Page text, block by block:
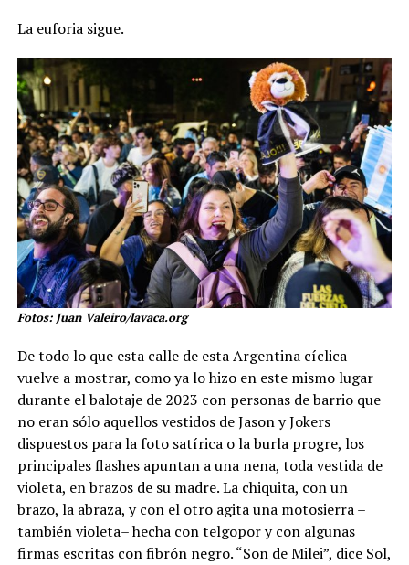
La euforia sigue.
Fotos: Juan Valeiro/lavaca.org
De todo lo que esta calle de esta Argentina cíclica
vuelve a mostrar, como ya lo hizo en este mismo lugar
durante el balotaje de 2023 con personas de barrio que
no eran sólo aquellos vestidos de Jason y Jokers
dispuestos para la foto satírica o la burla progre, los
principales flashes apuntan a una nena, toda vestida de
violeta, en brazos de su madre. La chiquita, con un
brazo, la abraza, y con el otro agita una motosierra –
también violeta– hecha con telgopor y con algunas
firmas escritas con fibrón negro. “Son de Milei”, dice Sol,